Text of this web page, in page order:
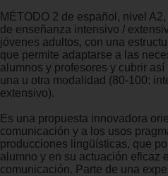
MÉTODO 2 de español, nivel
de enseñanza intensivo /
jóvenes adultos, con una
que permite adaptarse a las
alumnos y profesores y cubrir
una u otra modalidad (80-100:
extensivo).
Es una propuesta innovadora
comunicación y a los usos
producciones lingüísticas, que
alumno y en su actuación eficaz
comunicación. Parte de una